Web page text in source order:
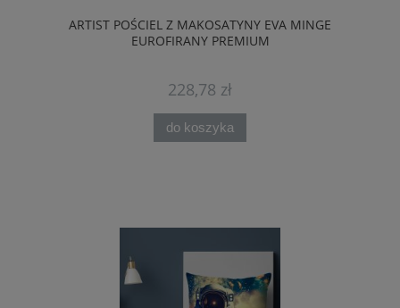
ARTIST POŚCIEL Z MAKOSATYNY EVA MINGE
EUROFIRANY PREMIUM
228,78 zł
do koszyka